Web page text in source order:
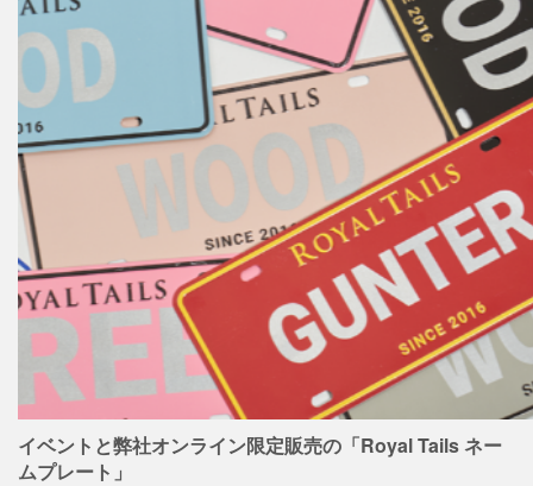
イベントと弊社オンライン限定販売の「Royal Tails ネー
ムプレート」